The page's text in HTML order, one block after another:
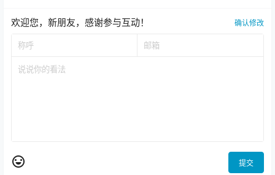
欢迎您，新朋友，感谢参与互动！ 确认修改
提交